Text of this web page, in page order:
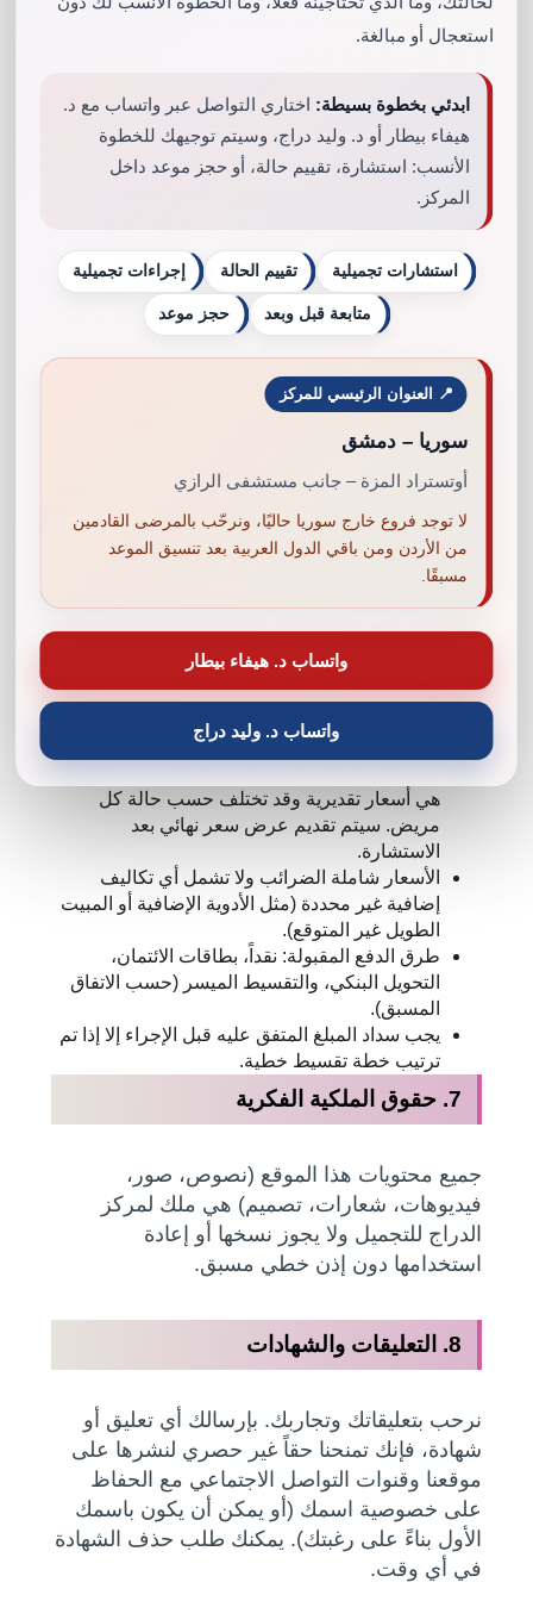
رسوم للاستشارات المتقدمة أو المطولة.
يقدم فريقنا الطبي رعاية صحية وفقاً للمعايير
المهنية المعترف بها. ومع ذلك، لا يمكن ضمان نتائج
أي إجراء تجميلي، حيث تختلف النتائج حسب
عوامل فردية. يتحمل المريض مسؤولية اتباع
تعليمات ما قبل وبعد العملية بدقة. لن يكون
المركز مسؤولاً عن أي مضاعفات ناتجة عن إهمال
المريض أو عدم الالتزام بالتوصيات الطبية أو وجود
قبل أي إجراء جراحي أو تدخل طبي، سنقدم لك
نموذج موافقة مستنيرة يشرح المخاطر والفوائد
والبدائل. يجب عليك قراءة هذا النموذج بعناية
والتوقيع عليه قبل الإجراء. يحق لك التراجع عن
6. الأسعار والدفع
هي أسعار تقديرية وقد تختلف حسب حالة كل
مريض. سيتم تقديم عرض سعر نهائي بعد
الاستشارة.
الأسعار شاملة الضرائب ولا تشمل أي تكاليف
إضافية غير محددة (مثل الأدوية الإضافية أو المبيت
الطويل غير المتوقع).
طرق الدفع المقبولة: نقداً، بطاقات الائتمان،
التحويل البنكي، والتقسيط الميسر (حسب الاتفاق
المسبق).
يجب سداد المبلغ المتفق عليه قبل الإجراء إلا إذا تم
ترتيب خطة تقسيط خطية.
7. حقوق الملكية الفكرية
جميع محتويات هذا الموقع (نصوص، صور،
فيديوهات، شعارات، تصميم) هي ملك لمركز
الدراج للتجميل ولا يجوز نسخها أو إعادة
استخدامها دون إذن خطي مسبق.
8. التعليقات والشهادات
نرحب بتعليقاتك وتجاربك. بإرسالك أي تعليق أو
شهادة، فإنك تمنحنا حقاً غير حصري لنشرها على
موقعنا وقنوات التواصل الاجتماعي مع الحفاظ
على خصوصية اسمك (أو يمكن أن يكون باسمك
الأول بناءً على رغبتك). يمكنك طلب حذف الشهادة
في أي وقت.
استعجال أو مبالغة.
ابدئي بخطوة بسيطة: اختاري التواصل عبر واتساب مع د.
هيفاء بيطار أو د. وليد دراج، وسيتم توجيهك للخطوة
الأنسب: استشارة، تقييم حالة، أو حجز موعد داخل
المركز.
استشارات تجميلية تقييم الحالة إجراءات تجميلية
متابعة قبل وبعد حجز موعد
📍 العنوان الرئيسي للمركز
سوريا – دمشق
أوتستراد المزة – جانب مستشفى الرازي
لا توجد فروع خارج سوريا حاليًا، ونرحّب بالمرضى القادمين
من الأردن ومن باقي الدول العربية بعد تنسيق الموعد
مسبقًا.
واتساب د. هيفاء بيطار
واتساب د. وليد دراج